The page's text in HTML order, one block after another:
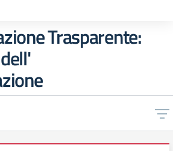
Trasparente: